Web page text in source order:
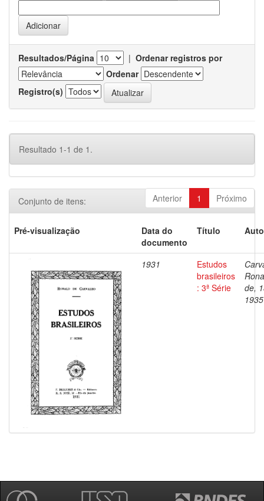
Resultados/Página | Ordenar registros por
Ordenar
Registro(s)
Resultado 1-1 de 1.
Anterior 1 Próximo
Conjunto de itens:
Pré-visualização
Data do
documento
Título
1931
Estudos
brasileiros
: 3ª Série
de,
1935